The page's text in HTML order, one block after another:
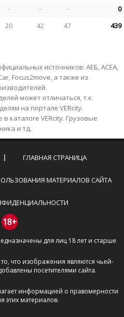
- - - 0
20 42 47 439
источников: АЕБ, АСЕА,
Focus2move, а также из
может отличаться, т.к.
на портале VERcity.
каталоге VERcity. Грузовые
и тд.
ГЛАВНАЯ СТРАНИЦА
МАТЕРИАЛОВ САЙТА
18+
для лиц 18 лет и старше
что изображения являются чьей-
посетителями сайта.
информацией о правомерности
этих материалов.